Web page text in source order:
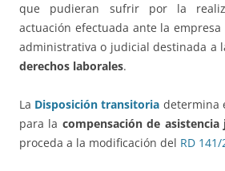
que pudieran sufrir por la
actuación efectuada ante la
administrativa o judicial destinada a
derechos laborales.
La Disposición transitoria determina
para la compensación de asistencia
proceda a la modificación del RD